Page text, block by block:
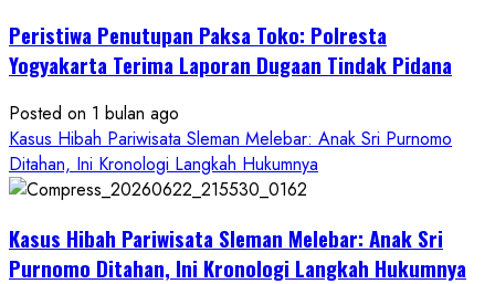
Anak
di
Aliansi
Janji
Kawal
Proses
Sampai
Tuntas
Peristiwa Penutupan Paksa Toko: Polresta
Yogyakarta Terima Laporan Dugaan Tindak Pidana
Posted on 1 bulan ago
Kasus Hibah Pariwisata Sleman Melebar: Anak Sri Purnomo
Ditahan, Ini Kronologi Langkah Hukumnya
Kasus Hibah Pariwisata Sleman Melebar: Anak Sri
Purnomo Ditahan, Ini Kronologi Langkah Hukumnya